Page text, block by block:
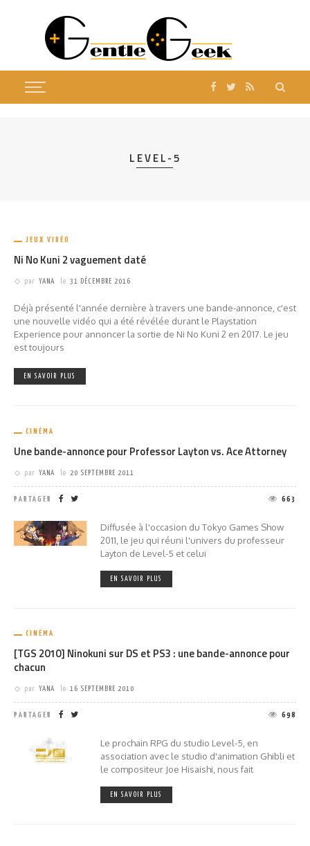
LEVEL-5
JEUX VIDÉO
Ni No Kuni 2 vaguement daté
par YANA le 31 DÉCEMBRE 2016
Déjà présenté l'année dernière à travers une bande-annonce, c'est
une nouvelle vidéo qui a été révélée durant le Playstation
Experience pour annoncer la sortie de Ni No Kuni 2 en 2017. Le jeu
est toujours
EN SAVOIR PLUS
CINÉMA
Une bande-annonce pour Professor Layton vs. Ace Attorney
par YANA le 20 SEPTEMBRE 2011
PARTAGER 663
Diffusée à l'occasion du Tokyo Games Show
2011, le jeu qui réuni l'univers du professeur
Layton de Level-5 et celui
EN SAVOIR PLUS
CINÉMA
[TGS 2010] Ninokuni sur DS et PS3 : une bande-annonce pour
chacun
par YANA le 16 SEPTEMBRE 2010
PARTAGER 698
Le prochain RPG du studio Level-5, en
association avec le studio d'animation Ghibli et
le compositeur Joe Hisaishi, nous fait
EN SAVOIR PLUS